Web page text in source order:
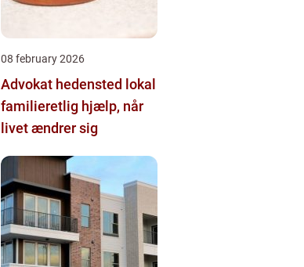
08 february 2026
Advokat hedensted lokal
familieretlig hjælp, når
livet ændrer sig